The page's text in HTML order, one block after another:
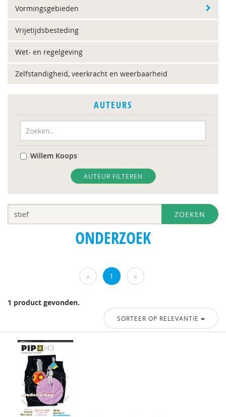
Vormingsgebieden
Vrijetijdsbesteding
Wet- en regelgeving
Zelfstandigheid, veerkracht en weerbaarheid
AUTEURS
Willem Koops
AUTEUR FILTEREN
ZOEKEN
ONDERZOEK
« 1 »
1 product gevonden.
SORTEER OP RELEVANTIE